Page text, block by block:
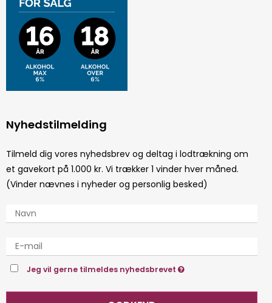
Nyhedstilmelding
Tilmeld dig vores nyhedsbrev og deltag i lodtrækning om
et gavekort på 1.000 kr. Vi trækker 1 vinder hver måned.
(Vinder nævnes i nyheder og personlig besked)
Jeg vil gerne tilmeldes nyhedsbrevet